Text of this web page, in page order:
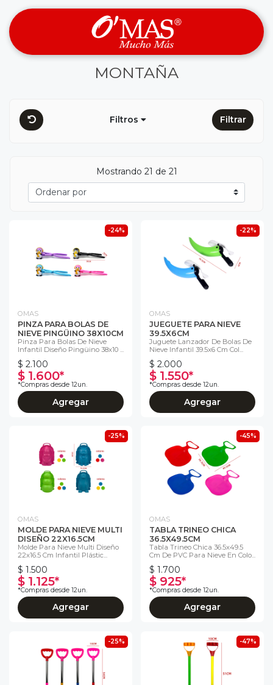
MONTAÑA
Filtros Filtrar
Mostrando 21 de 21
-24%
OMAS
PINZA PARA BOLAS DE
NIEVE PINGÜINO 38X10CM
Pinza Para Bolas De Nieve
Infantil Diseño Pingüino 38x10 ...
$ 2.100
$ 1.600*
*Compras desde 12un.
Agregar
-22%
OMAS
JUEGUETE PARA NIEVE
39.5X6CM
Juguete Lanzador De Bolas De
Nieve Infantil 39.5x6 Cm Col...
$ 2.000
$ 1.550*
*Compras desde 12un.
Agregar
-25%
OMAS
MOLDE PARA NIEVE MULTI
DISEÑO 22X16.5CM
Molde Para Nieve Multi Diseño
22x16.5 Cm Infantil Plástic...
$ 1.500
$ 1.125*
*Compras desde 12un.
Agregar
-45%
OMAS
TABLA TRINEO CHICA
36.5X49.5CM
Tabla Trineo Chica 36.5x49.5
Cm De PVC Para Nieve En Colo...
$ 1.700
$ 925*
*Compras desde 12un.
Agregar
-25% -47%